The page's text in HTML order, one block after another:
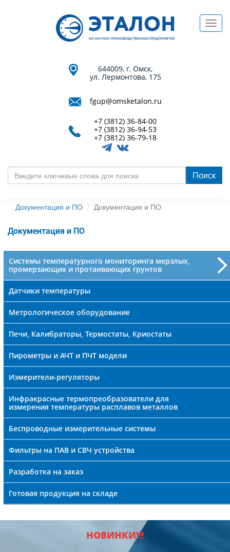
644009, г. Омск,
ул. Лермонтова, 175
fgup@omsketalon.ru
+7 (3812) 36-84-00
+7 (3812) 36-94-53
+7 (3812) 36-79-18
слова
поиска
Поиск
Документация и ПО Документация и ПО
Документация и ПО
Системы температурного мониторинга мерзлых,
промерзающих и протаивающих грунтов
Датчики температуры
Метрологическое оборудование
Печи, Калибраторы, Термостаты, Криостаты
Пирометры и АЧТ и ПЧТ модели
Измерители-регуляторы
Инфракрасные термопреобразователи для
измерения температуры расплавов металлов
Беспроводные измерительные системы
Фильтры на ПАВ и СВЧ устройства
Разработка на заказ
Готовая продукция на складе
НОВИНКИ!!!